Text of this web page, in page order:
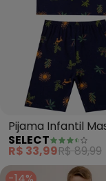
Pijama Infantil
Estampado (Azul)
SELECT
R$ 33,99R$ 89,99